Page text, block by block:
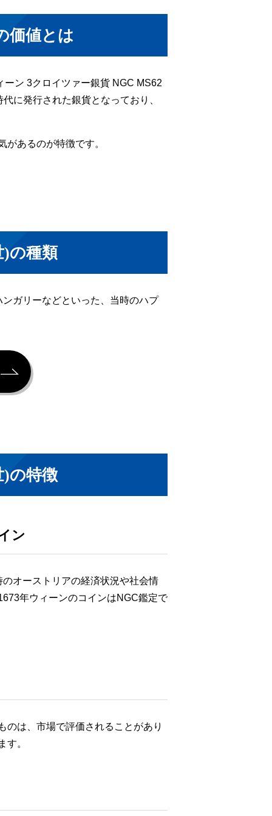
価値とは
ン 3クロイツァー銀貨 NGC MS62
に発行された銀貨となっており、
あるのが特徴です。
の種類
ガリーなどといった、当時のハプ
の特徴
ン
オーストリアの経済状況や社会情
年ウィーンのコインはNGC鑑定で
のは、市場で評価されることがあり
す。